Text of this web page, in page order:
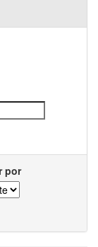
por